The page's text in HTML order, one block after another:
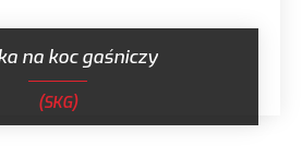
na koc gaśniczy
(SKG)